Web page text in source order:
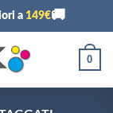
a 149€🚚
0